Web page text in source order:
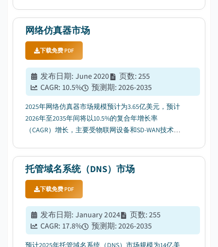
网络仿真器市场
下载免费 PDF
发布日期: June 2020 页数:255
CAGR: 10.5% 预测期:2026-2035
2025年网络仿真器市场规模预计为3.65亿美元，预计
2026年至2035年间将以10.5%的复合年增长率
（CAGR）增长，主要受物联网设备和SD-WAN技术解
托管域名系统（DNS）市场
下载免费 PDF
发布日期: January 2024 页数:255
CAGR: 17.8% 预测期:2026-2035
预计2025年托管域名系统（DNS）市场规模为14亿美